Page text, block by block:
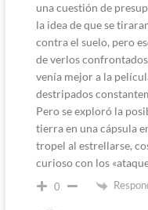
una cuestión de
la idea de que se
contra el suelo, pero
de verlos
venía mejor a la
destripados
Pero se exploró la
tierra en una cápsula
tropel al estrellarse,
curioso con los
0